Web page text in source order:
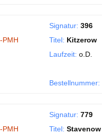
PMH
Signatur: 396
Titel: Kitzerow
Laufzeit: o.D.
Bestellnummer:
PMH
Signatur: 779
Titel: Stavenow